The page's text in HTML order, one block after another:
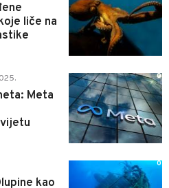
liče na
Meta
0
kao
0